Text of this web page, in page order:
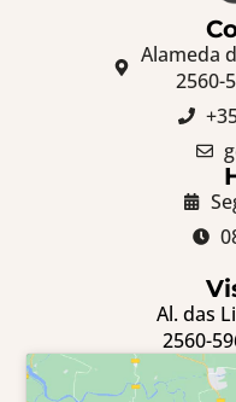
Alameda
2560-
Al. das
2560-